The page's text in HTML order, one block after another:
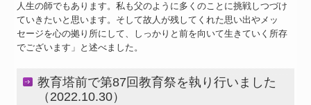
人生の師でもあります。私も父のように多くのことに挑戦しつづけ
ていきたいと思います。そして故人が残してくれた思い出やメッ
セージを心の拠り所にして、しっかりと前を向いて生きていく所存
でございます」と述べました。
教育塔前で第87回教育祭を執り行いました
（2022.10.30）